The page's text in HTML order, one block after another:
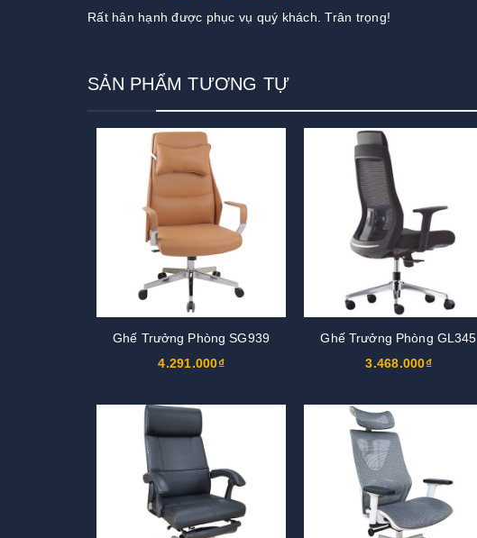
Rất hân hạnh được phục vụ quý khách. Trân trọng!
SẢN PHẨM TƯƠNG TỰ
Ghế Trưởng Phòng SG939
4.291.000₫
Ghế Trưởng Phòng GL345
3.468.000₫